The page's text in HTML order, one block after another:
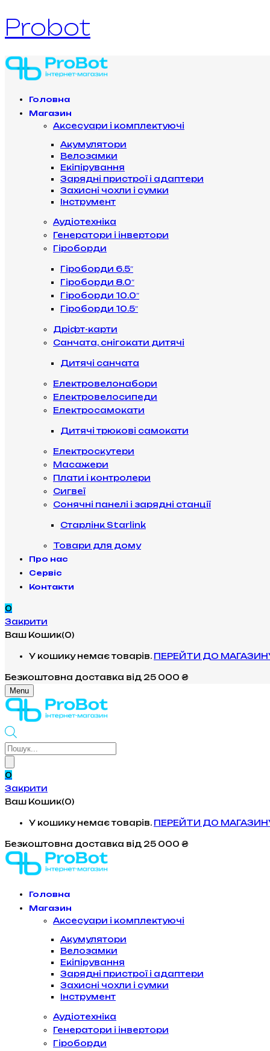
Probot
Головна
Магазин
Аксесуари і комплектуючі
Акумулятори
Велозамки
Екіпірування
Зарядні пристрої і адаптери
Захисні чохли і сумки
Інструмент
Аудіотехніка
Генератори і інвертори
Гіроборди
Гіроборди 6.5″
Гіроборди 8.0″
Гіроборди 10.0″
Гіроборди 10.5″
Дріфт-карти
Санчата, снігокати дитячі
Дитячі санчата
Електровелонабори
Електровелосипеди
Електросамокати
Дитячі трюкові самокати
Електроскутери
Масажери
Плати і контролери
Сигвеї
Сонячні панелі і зарядні станції
Старлінк Starlink
Товари для дому
Про нас
Сервіс
Контакти
0
Закрити
Ваш Кошик(0)
У кошику немає товарів. ПЕРЕЙТИ ДО
Безкоштовна доставка від 25 000 ₴
Menu
Products
0
Закрити
Ваш Кошик(0)
У кошику немає товарів. ПЕРЕЙТИ ДО
Безкоштовна доставка від 25 000 ₴
Головна
Магазин
Аксесуари і комплектуючі
Акумулятори
Велозамки
Екіпірування
Зарядні пристрої і адаптери
Захисні чохли і сумки
Інструмент
Аудіотехніка
Генератори і інвертори
Гіроборди